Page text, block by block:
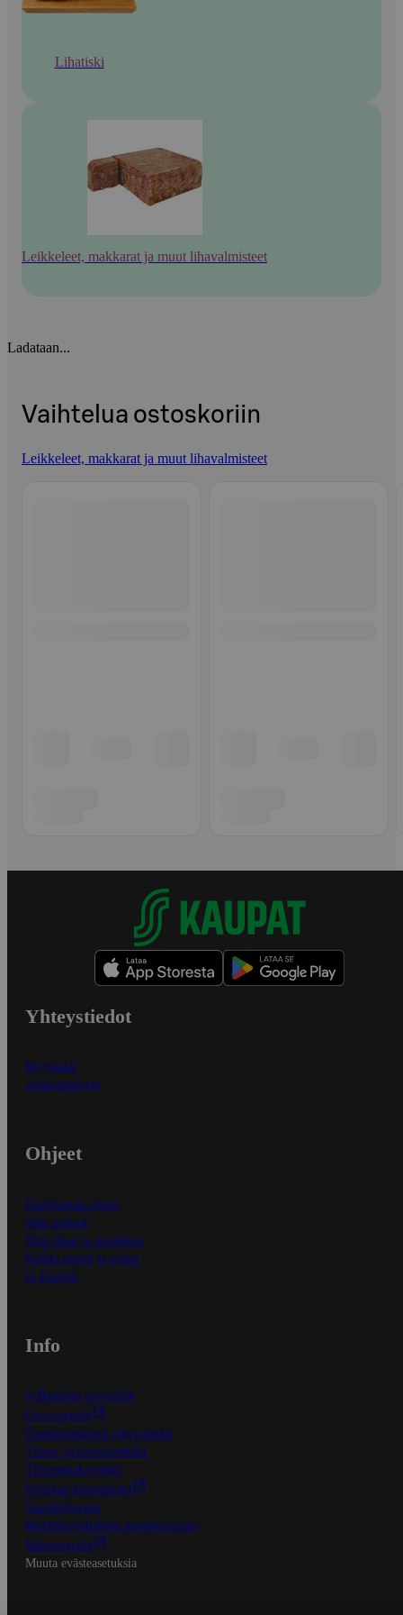
Lihatiski
Leikkeleet, makkarat ja muut lihavalmisteet
Ladataan...
Vaihtelua ostoskoriin
Leikkeleet, makkarat ja muut lihavalmisteet
Yhteystiedot
Myymälät
Asiakaspalvelu
Ohjeet
Ensitilaajan ohjeet
Näin maksat
Näin tilaat ja muokkaat
Kaikki ohjeet ja vinkit
In English
Info
S-Business yrityksille
Oiva-raportit
Osuuskauppojen yhteystiedot
Tilaus- ja toimitusehdot
Tietosuojakäytäntö
Palvelun käyttöehdot
Saavutettavuus
Mobiilisovelluksen saavutettavuus
Mainostajalle
Muuta evästeasetuksia